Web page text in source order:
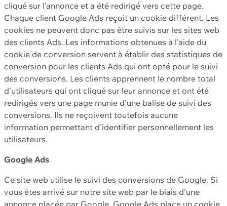
cliqué sur l'annonce et a été redirigé vers cette page.
Chaque client Google Ads reçoit un cookie différent. Les
cookies ne peuvent donc pas être suivis sur les sites web
des clients Ads. Les informations obtenues à l'aide du
cookie de conversion servent à établir des statistiques de
conversion pour les clients Ads qui ont opté pour le suivi
des conversions. Les clients apprennent le nombre total
d'utilisateurs qui ont cliqué sur leur annonce et ont été
redirigés vers une page munie d'une balise de suivi des
conversions. Ils ne reçoivent toutefois aucune
information permettant d'identifier personnellement les
utilisateurs.
Google Ads
Ce site web utilise le suivi des conversions de Google. Si
vous êtes arrivé sur notre site web par le biais d'une